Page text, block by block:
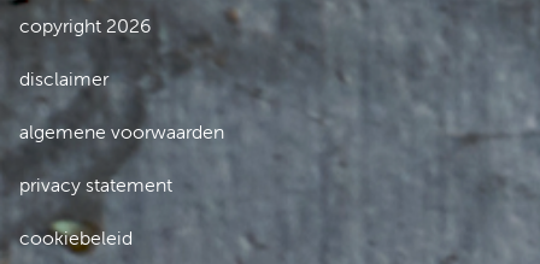
copyright 2026
disclaimer
algemene voorwaarden
privacy statement
cookiebeleid